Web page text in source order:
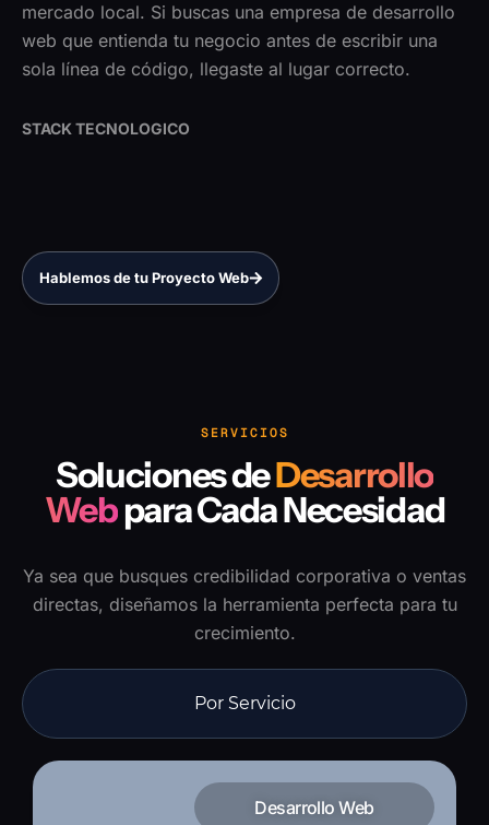
mercado local. Si buscas una empresa de desarrollo
web que entienda tu negocio antes de escribir una
sola línea de código, llegaste al lugar correcto.
STACK TECNOLOGICO
Hablemos de tu Proyecto Web
SERVICIOS
Soluciones deDesarrollo
Webpara Cada Necesidad
Ya sea que busques credibilidad corporativa o ventas
directas, diseñamos la herramienta perfecta para tu
crecimiento.
Por Servicio
Desarrollo Web